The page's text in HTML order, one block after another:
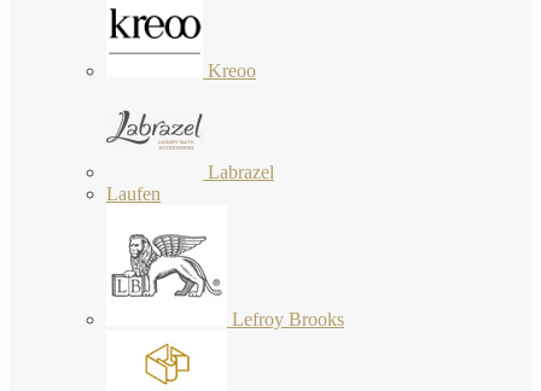
Kreoo
Labrazel
Laufen
Lefroy Brooks